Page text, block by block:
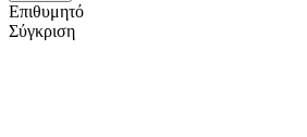
Επιθυμητό
Σύγκριση